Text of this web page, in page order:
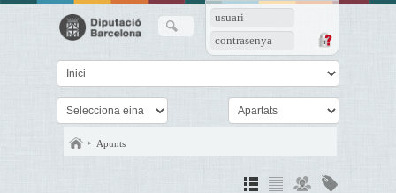
usuari
contrasenya
Apunts